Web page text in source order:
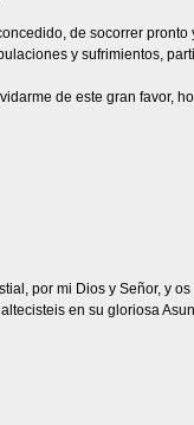
de socorrer
y sufrimientos,
de este gran favor,
por mi Dios y Señor, y
en su gloriosa